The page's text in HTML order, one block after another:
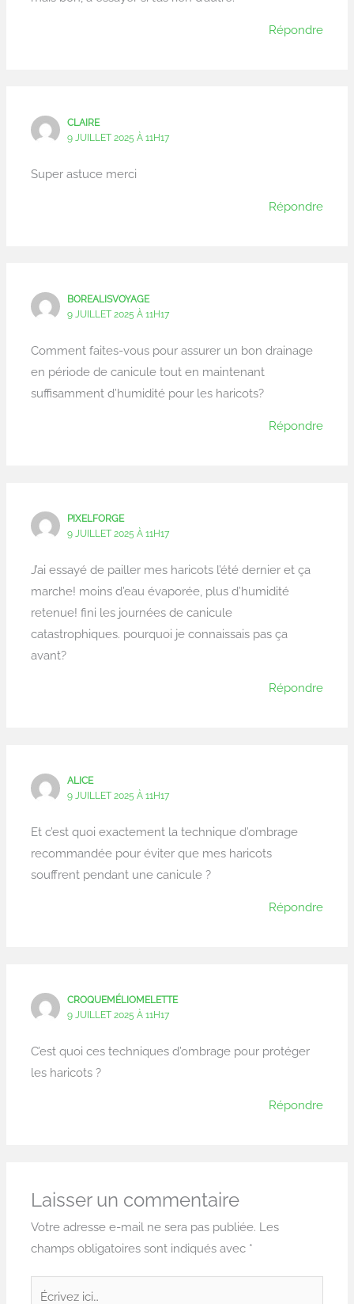
Répondre
CLAIRE
9 JUILLET 2025 À 11H17
Super astuce merci
Répondre
BOREALISVOYAGE
9 JUILLET 2025 À 11H17
Comment faites-vous pour assurer un bon drainage
en période de canicule tout en maintenant
suffisamment d’humidité pour les haricots?
Répondre
PIXELFORGE
9 JUILLET 2025 À 11H17
J’ai essayé de pailler mes haricots l’été dernier et ça
marche! moins d’eau évaporée, plus d’humidité
retenue! fini les journées de canicule
catastrophiques. pourquoi je connaissais pas ça
avant?
Répondre
ALICE
9 JUILLET 2025 À 11H17
Et c’est quoi exactement la technique d’ombrage
recommandée pour éviter que mes haricots
souffrent pendant une canicule ?
Répondre
CROQUEMÉLIOMELETTE
9 JUILLET 2025 À 11H17
C’est quoi ces techniques d’ombrage pour protéger
les haricots ?
Répondre
Laisser un commentaire
Votre adresse e-mail ne sera pas publiée. Les
champs obligatoires sont indiqués avec *